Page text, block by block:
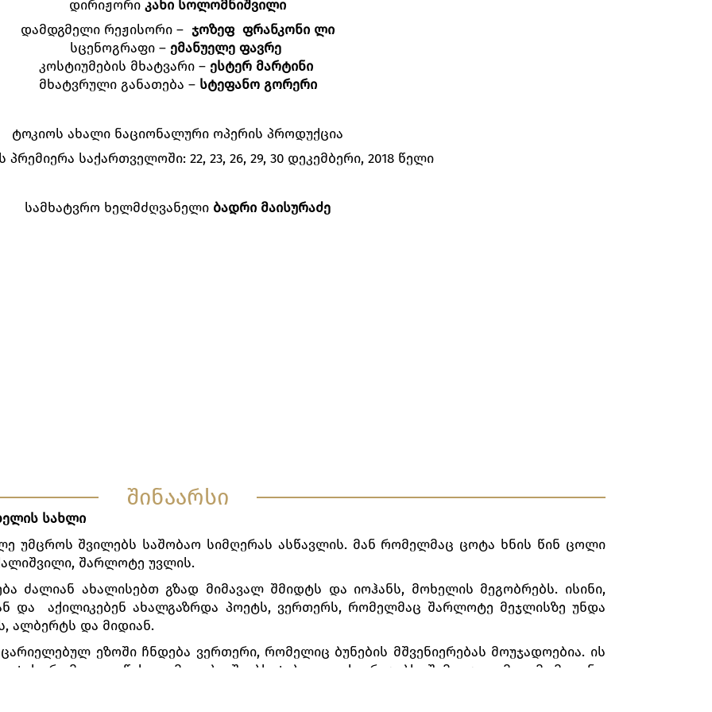
დირიჟორიკახი სოლომნიშვილი
დამდგმელი რეჟისორი – ჯოზეფ ფრანკონი ლი
სცენოგრაფი – ემანუელე ფავრე
კოსტიუმების მხატვარი – ესტერ მარტინი
მხატვრული განათება – სტეფანო გორერი
ტოკიოს ახალი ნაციონალური ოპერის პროდუქცია
პრემიერა საქართველოში: 22, 23, 26, 29, 30 დეკემბერი, 2018 წელი
სამხატვრო ხელმძღვანელი ბადრი მაისურაძე
შინაარსი
სახლი
უმცროს შვილებს საშობაო სიმღერას ასწავლის. მან რომელმაც ცოტა ხნის წინ ცოლი
შარლოტე უვლის.
ძალიან ახალისებთ გზად მიმავალ შმიდტს და იოჰანს, მოხელის მეგობრებს. ისინი,
და აქილიკებენ ახალგაზრდა პოეტს, ვერთერს, რომელმაც შარლოტე მეჯლისზე უნდა
ალბერტს და მიდიან.
ეზოში ჩნდება ვერთერი, რომელიც ბუნების მშვენიერებას მოუჯადოებია. ის
რომელიც, წასვლამდე, ბავშვებს ტკბილეულს ურიგებს, შემდეგ კი მათ მომდევნო